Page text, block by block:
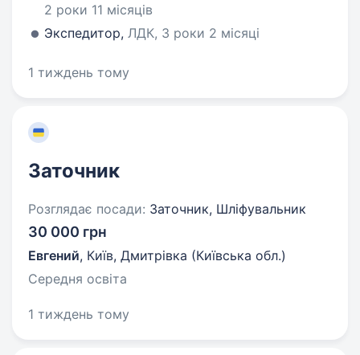
2 роки 11 місяців
Экспедитор, ЛДК, 3 роки 2 місяці
1 тиждень тому
Заточник
Розглядає посади: Заточник, Шліфувальник
30 000 грн
Евгений, Київ, Дмитрівка (Київська обл.)
Середня освіта
1 тиждень тому